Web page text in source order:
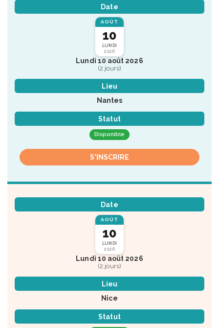
Date
AOÛT
10
LUNDI
2026
Lundi 10 août 2026
(2 jours)
Lieu
Nantes
Statut
Disponible
S'INSCRIRE
Date
AOÛT
10
LUNDI
2026
Lundi 10 août 2026
(2 jours)
Lieu
Nice
Statut